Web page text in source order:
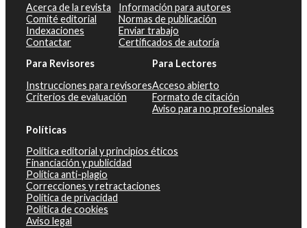
Acerca de la revista
Comité editorial
Indexaciones
Contactar
Información para autores
Normas de publicación
Enviar trabajo
Certificados de autoría
Para Revisores
Instrucciones para revisores
Criterios de evaluación
Para Lectores
Acceso abierto
Formato de citación
Aviso para no profesionales
Políticas
Política editorial y principios éticos
Financiación y publicidad
Política anti-plagio
Correcciones y retractaciones
Política de privacidad
Política de cookies
Aviso legal